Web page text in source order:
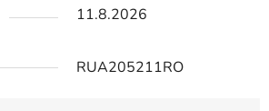
11.8.2026
RUA205211RO